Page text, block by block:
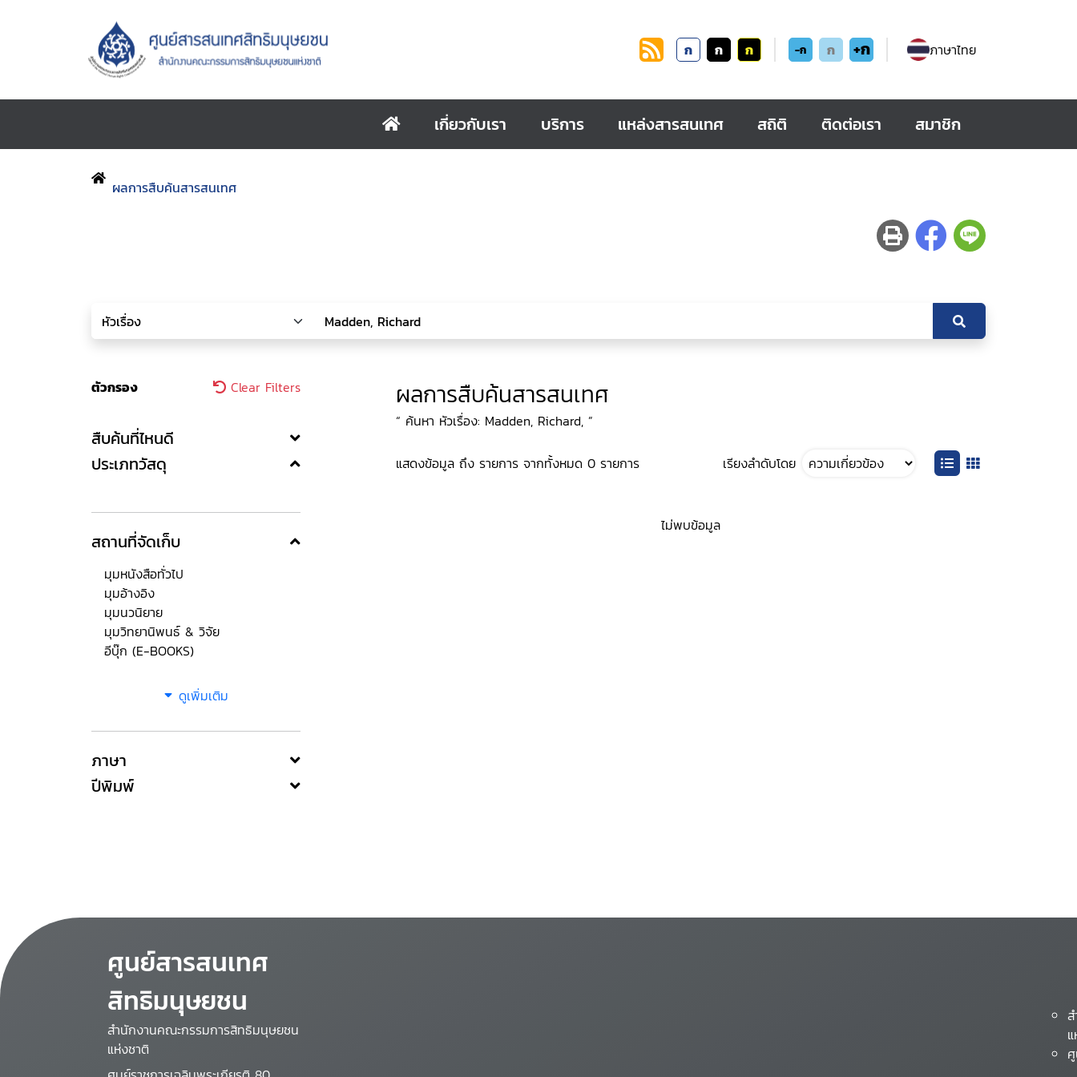
ก ก ก -ก ก +ก ภาษาไทย
เกี่ยวกับเรา บริการ แหล่งสารสนเทศ สถิติ ติดต่อเรา สมาชิก
ผลการสืบค้นสารสนเทศ
ตัวกรอง Clear Filters
สืบค้นที่ไหนดี
ประเภทวัสดุ
สถานที่จัดเก็บ
มุมหนังสือทั่วไป
มุมอ้างอิง
มุมนวนิยาย
มุมวิทยานิพนธ์ & วิจัย
อีบุ๊ก (E-BOOKS)
ดูเพิ่มเติม
ภาษา
ปีพิมพ์
ผลการสืบค้นสารสนเทศ
“ ค้นหา หัวเรื่อง: Madden, Richard, ”
แสดงข้อมูล ถึง รายการ จากทั้งหมด 0 รายการ เรียงลำดับโดย
ไม่พบข้อมูล
ศูนย์สารสนเทศ
สิทธิมนุษยชน
สำนักงานคณะกรรมการสิทธิมนุษยชน
แห่งชาติ